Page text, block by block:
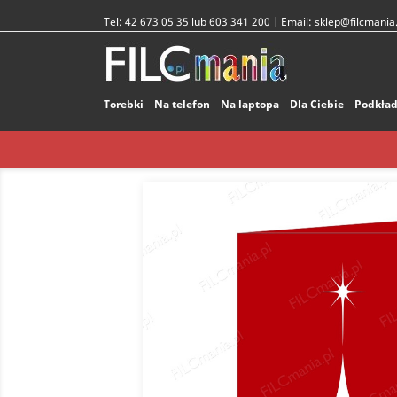
Tel: 42 673 05 35 lub 603 341 200 | Email:
Torebki Na telefon Na laptopa Dla Ciebie